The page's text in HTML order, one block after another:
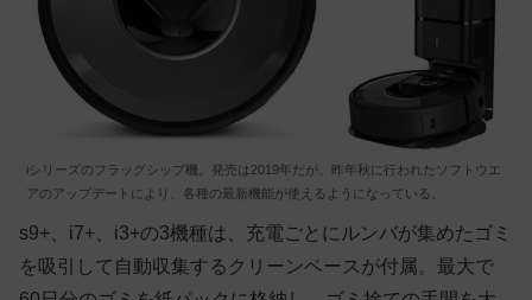
iシリーズのフラッグシップ機。発売は2019年だが、昨年秋に行われたソフトウエ
アのアップデートにより、各種の最新機能が使えるようになっている。
s9+、i7+、i3+の3機種は、充電ごとにルンバが集めたゴミ
を吸引して自動収集するクリーンベースが付属。最大で